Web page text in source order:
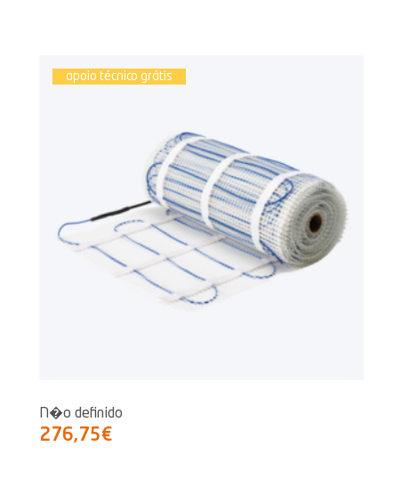
apoio técnico grátis
N�o definido
276,75€